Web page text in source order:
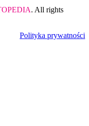
. All rights
Polityka prywatności